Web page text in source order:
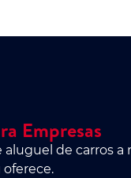
Empresas
de carros